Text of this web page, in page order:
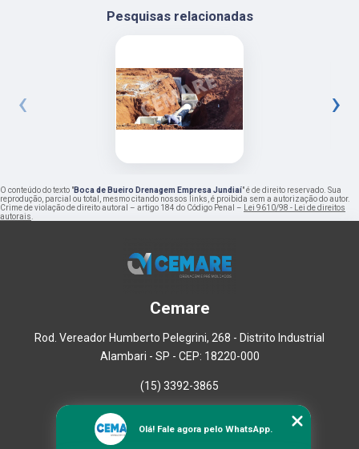
Pesquisas relacionadas
‹ ›
O conteúdo do texto "Boca de Bueiro Drenagem Empresa Jundiaí" é de direito reservado. Sua
reprodução, parcial ou total, mesmo citando nossos links, é proibida sem a autorização do autor.
Crime de violação de direito autoral – artigo 184 do Código Penal –
Lei 9610/98 - Lei de direitos
autorais
Cemare
Rod. Vereador Humberto Pelegrini, 268 - Distrito Industrial
Alambari - SP - CEP: 18220-000
(15) 3392-3865
Empresa
Olá! Fale agora pelo WhatsApp.